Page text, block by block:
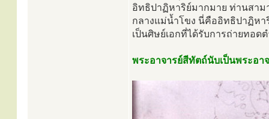
อิทธิปาฏิหาริย์มากมาย ท่านสาม
กลางแม่น้ำโขง นี่คืออิทธิปาฏิหา
เป็นศิษย์เอกที่ได้รับการถ่ายทอด
พระอาจารย์สีทัตถ์นับเป็นพระอ